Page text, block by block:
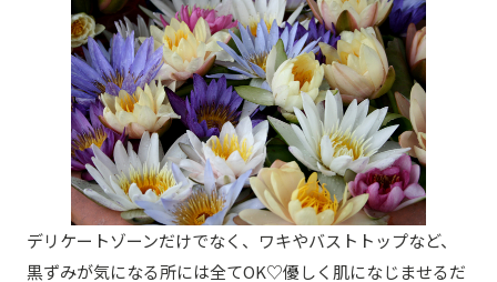
デリケートゾーンだけでなく、ワキやバストトップなど、
黒ずみが気になる所には全てOK♡優しく肌になじませるだ